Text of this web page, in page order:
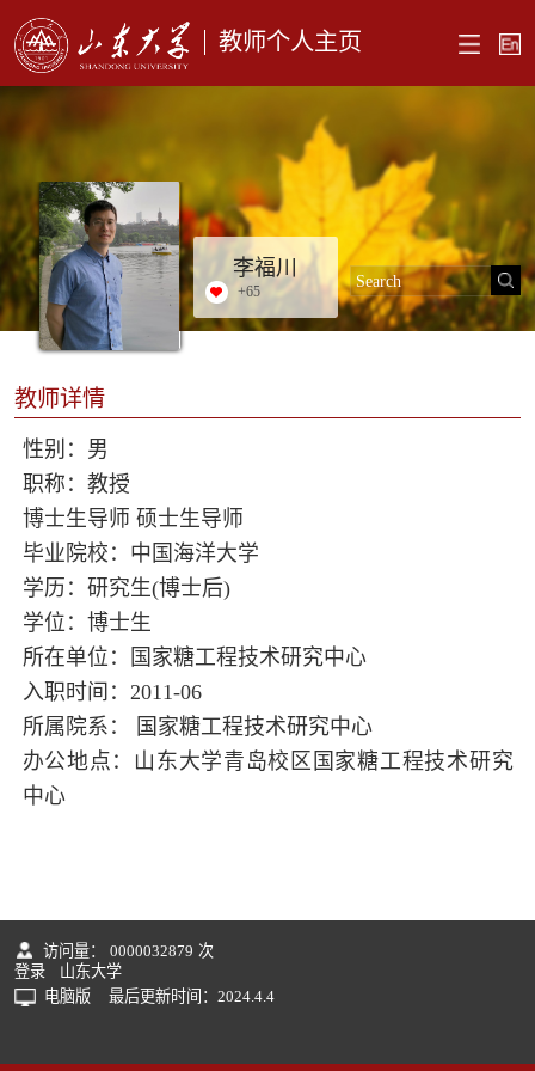
教师个人主页
李福川
+65
教师详情
性别：男
职称：教授
博士生导师 硕士生导师
毕业院校：中国海洋大学
学历：研究生(博士后)
学位：博士生
所在单位：国家糖工程技术研究中心
入职时间：2011-06
所属院系： 国家糖工程技术研究中心
办公地点：山东大学青岛校区国家糖工程技术研究
中心
访问量： 0000032879 次
登录
山东大学
电脑版
最后更新时间： 2024.4.4